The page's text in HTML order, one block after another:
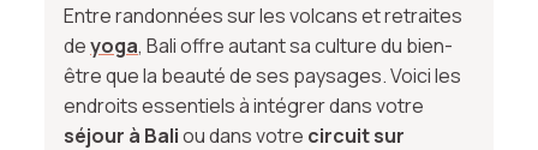
Entre randonnées sur les volcans et retraites
deyoga, Bali offre autant sa culture du bien-
être que la beauté de ses paysages. Voici les
endroits essentiels à intégrer dans votre
séjour à Baliou dans votre circuit sur